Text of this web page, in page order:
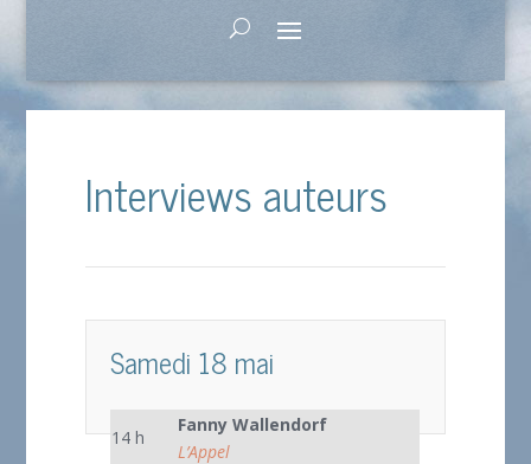
Interviews auteurs
Samedi 18 mai
14 h
Fanny Wallendorf
L’Appel